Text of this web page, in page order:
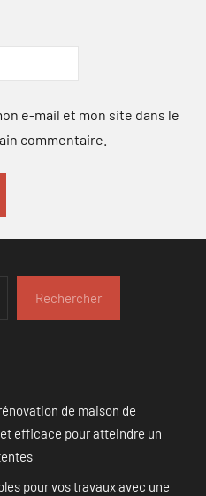
e-mail et mon site dans le
commentaire.
Rechercher
de maison de
efficace pour atteindre un
pour vos travaux avec une